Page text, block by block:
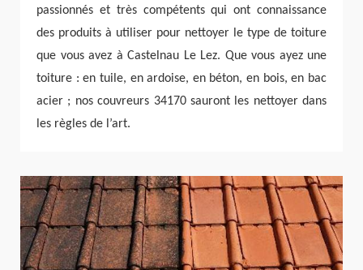
passionnés et très compétents qui ont connaissance
des produits à utiliser pour nettoyer le type de toiture
que vous avez à Castelnau Le Lez. Que vous ayez une
toiture : en tuile, en ardoise, en béton, en bois, en bac
acier ; nos couvreurs 34170 sauront les nettoyer dans
les règles de l’art.